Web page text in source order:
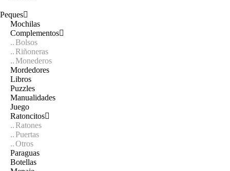
Peques
Mochilas
Complementos
Bolsos
Riñoneras
Monederos
Mordedores
Libros
Puzzles
Manualidades
Juego
Ratoncitos
Ratones
Puertas
Otros
Paraguas
Botellas